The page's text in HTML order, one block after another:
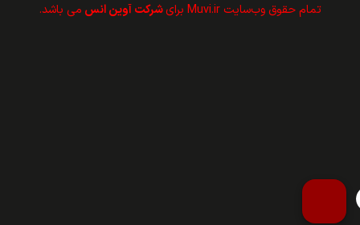
تمام حقوق وب‌سايت Muvi.ir برای شرکت آوین انس می باشد.